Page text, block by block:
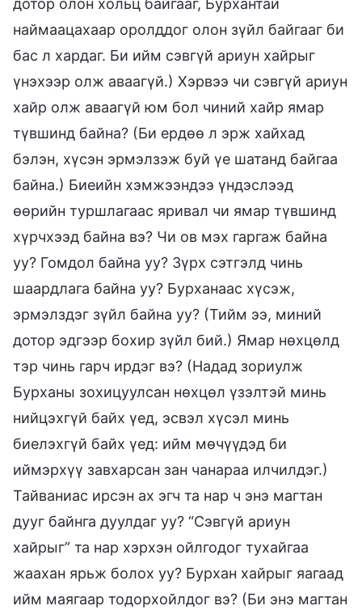
наймаацахаар оролддог олон зүйл байгааг би
бас л хардаг. Би ийм сэвгүй ариун хайрыг
үнэхээр олж аваагүй.) Хэрвээ чи сэвгүй ариун
хайр олж аваагүй юм бол чиний хайр ямар
түвшинд байна? (Би ердөө л эрж хайхад
бэлэн, хүсэн эрмэлзэж буй үе шатанд байгаа
байна.) Биеийн хэмжээндээ үндэслээд
өөрийн туршлагаас яривал чи ямар түвшинд
хүрчхээд байна вэ? Чи ов мэх гаргаж байна
уу? Гомдол байна уу? Зүрх сэтгэлд чинь
шаардлага байна уу? Бурханаас хүсэж,
эрмэлздэг зүйл байна уу? (Тийм ээ, миний
дотор эдгээр бохир зүйл бий.) Ямар нөхцөлд
тэр чинь гарч ирдэг вэ? (Надад зориулж
Бурханы зохицуулсан нөхцөл үзэлтэй минь
нийцэхгүй байх үед, эсвэл хүсэл минь
биелэхгүй байх үед: ийм мөчүүдэд би
иймэрхүү завхарсан зан чанараа илчилдэг.)
Тайваниас ирсэн ах эгч та нар ч энэ магтан
дууг байнга дуулдаг уу? “Сэвгүй ариун
хайрыг” та нар хэрхэн ойлгодог тухайгаа
жаахан ярьж болох уу? Бурхан хайрыг яагаад
ийм маягаар тодорхойлдог вэ? (Би энэ магтан